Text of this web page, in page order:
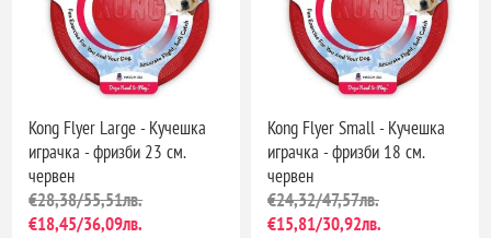
Kong Flyer Large - Кучешка
играчка - фризби 23 см.
червен
€28,38/55,51лв.
€18,45/36,09лв.
Kong Flyer Small - Кучешка
играчка - фризби 18 см.
червен
€24,32/47,57лв.
€15,81/30,92лв.